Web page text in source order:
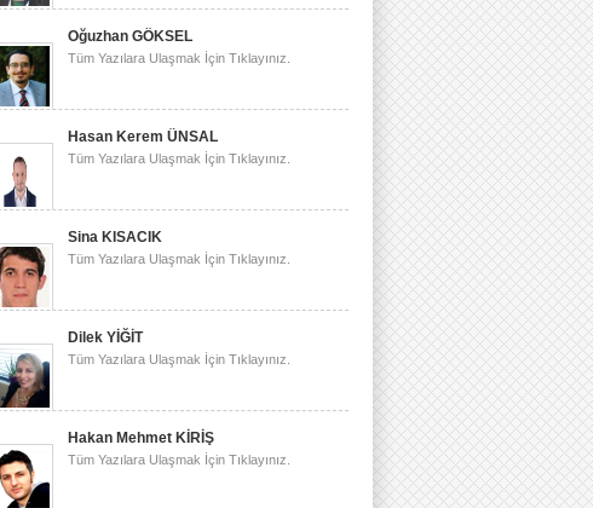
Oğuzhan GÖKSEL
Tüm Yazılara Ulaşmak İçin Tıklayınız.
Hasan Kerem ÜNSAL
Tüm Yazılara Ulaşmak İçin Tıklayınız.
Sina KISACIK
Tüm Yazılara Ulaşmak İçin Tıklayınız.
Dilek YİĞİT
Tüm Yazılara Ulaşmak İçin Tıklayınız.
Hakan Mehmet KİRİŞ
Tüm Yazılara Ulaşmak İçin Tıklayınız.